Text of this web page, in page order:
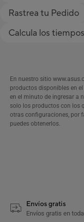
Rastrea tu Pedido
Calcula los
En nuestro sitio
productos disponibles en
en el minuto de ingresar a
solo los productos con los
otras configuraciones, por
puedes obtenerlos.
Envíos gratis
Envíos gratis en